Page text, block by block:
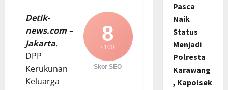
8
/ 100
Skor SEO
Detik-
news.com –
Jakarta,
DPP
Kerukunan
Keluarga
Pasca
Naik
Status
Menjadi
Polresta
Karawang
, Kapolsek